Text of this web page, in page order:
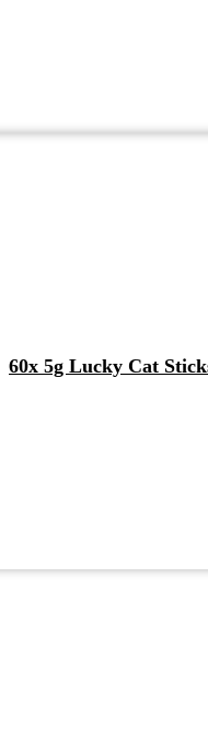
60x 5g Lucky Cat